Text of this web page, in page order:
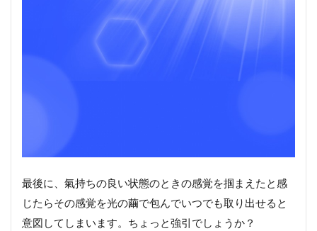
最後に、氣持ちの良い状態のときの感覚を掴まえたと感
じたらその感覚を光の繭で包んでいつでも取り出せると
意図してしまいます。ちょっと強引でしょうか？